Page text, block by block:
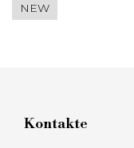
NEW
Kontakte